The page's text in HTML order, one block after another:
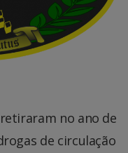
no ano de
de circulação